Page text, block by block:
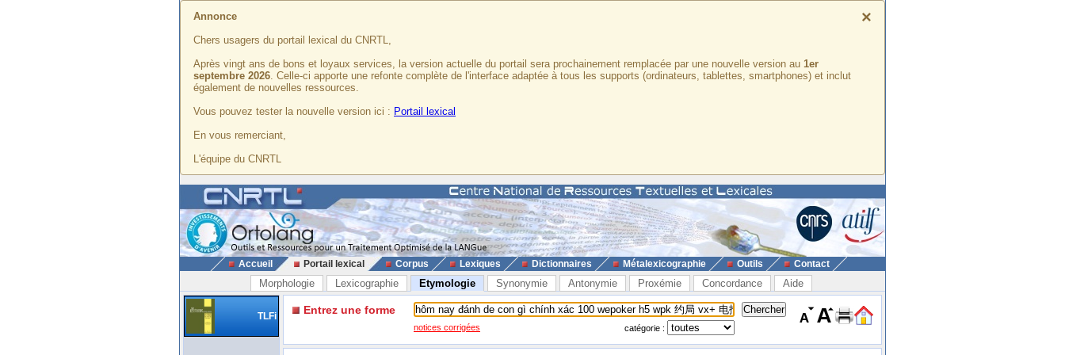
×
Annonce
Chers usagers du portail lexical du CNRTL,
Après vingt ans de bons et loyaux services, la version actuelle du portail sera prochainement remplacée par une nouvelle version au 1er
septembre 2026. Celle-ci apporte une refonte complète de l'interface adaptée à tous les supports (ordinateurs, tablettes, smartphones) et inclut
également de nouvelles ressources.
Vous pouvez tester la nouvelle version ici : Portail lexical
En vous remerciant,
L'équipe du CNRTL
Accueil Portail lexical Corpus Lexiques Dictionnaires Métalexicographie Outils Contact
Morphologie Lexicographie Etymologie Synonymie Antonymie Proxémie Concordance Aide
TLFi Entrez une forme
notices corrigées catégorie :